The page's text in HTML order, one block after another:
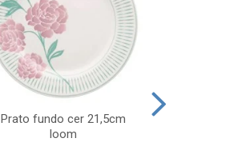
Prato fundo cer 21,5cm
loom